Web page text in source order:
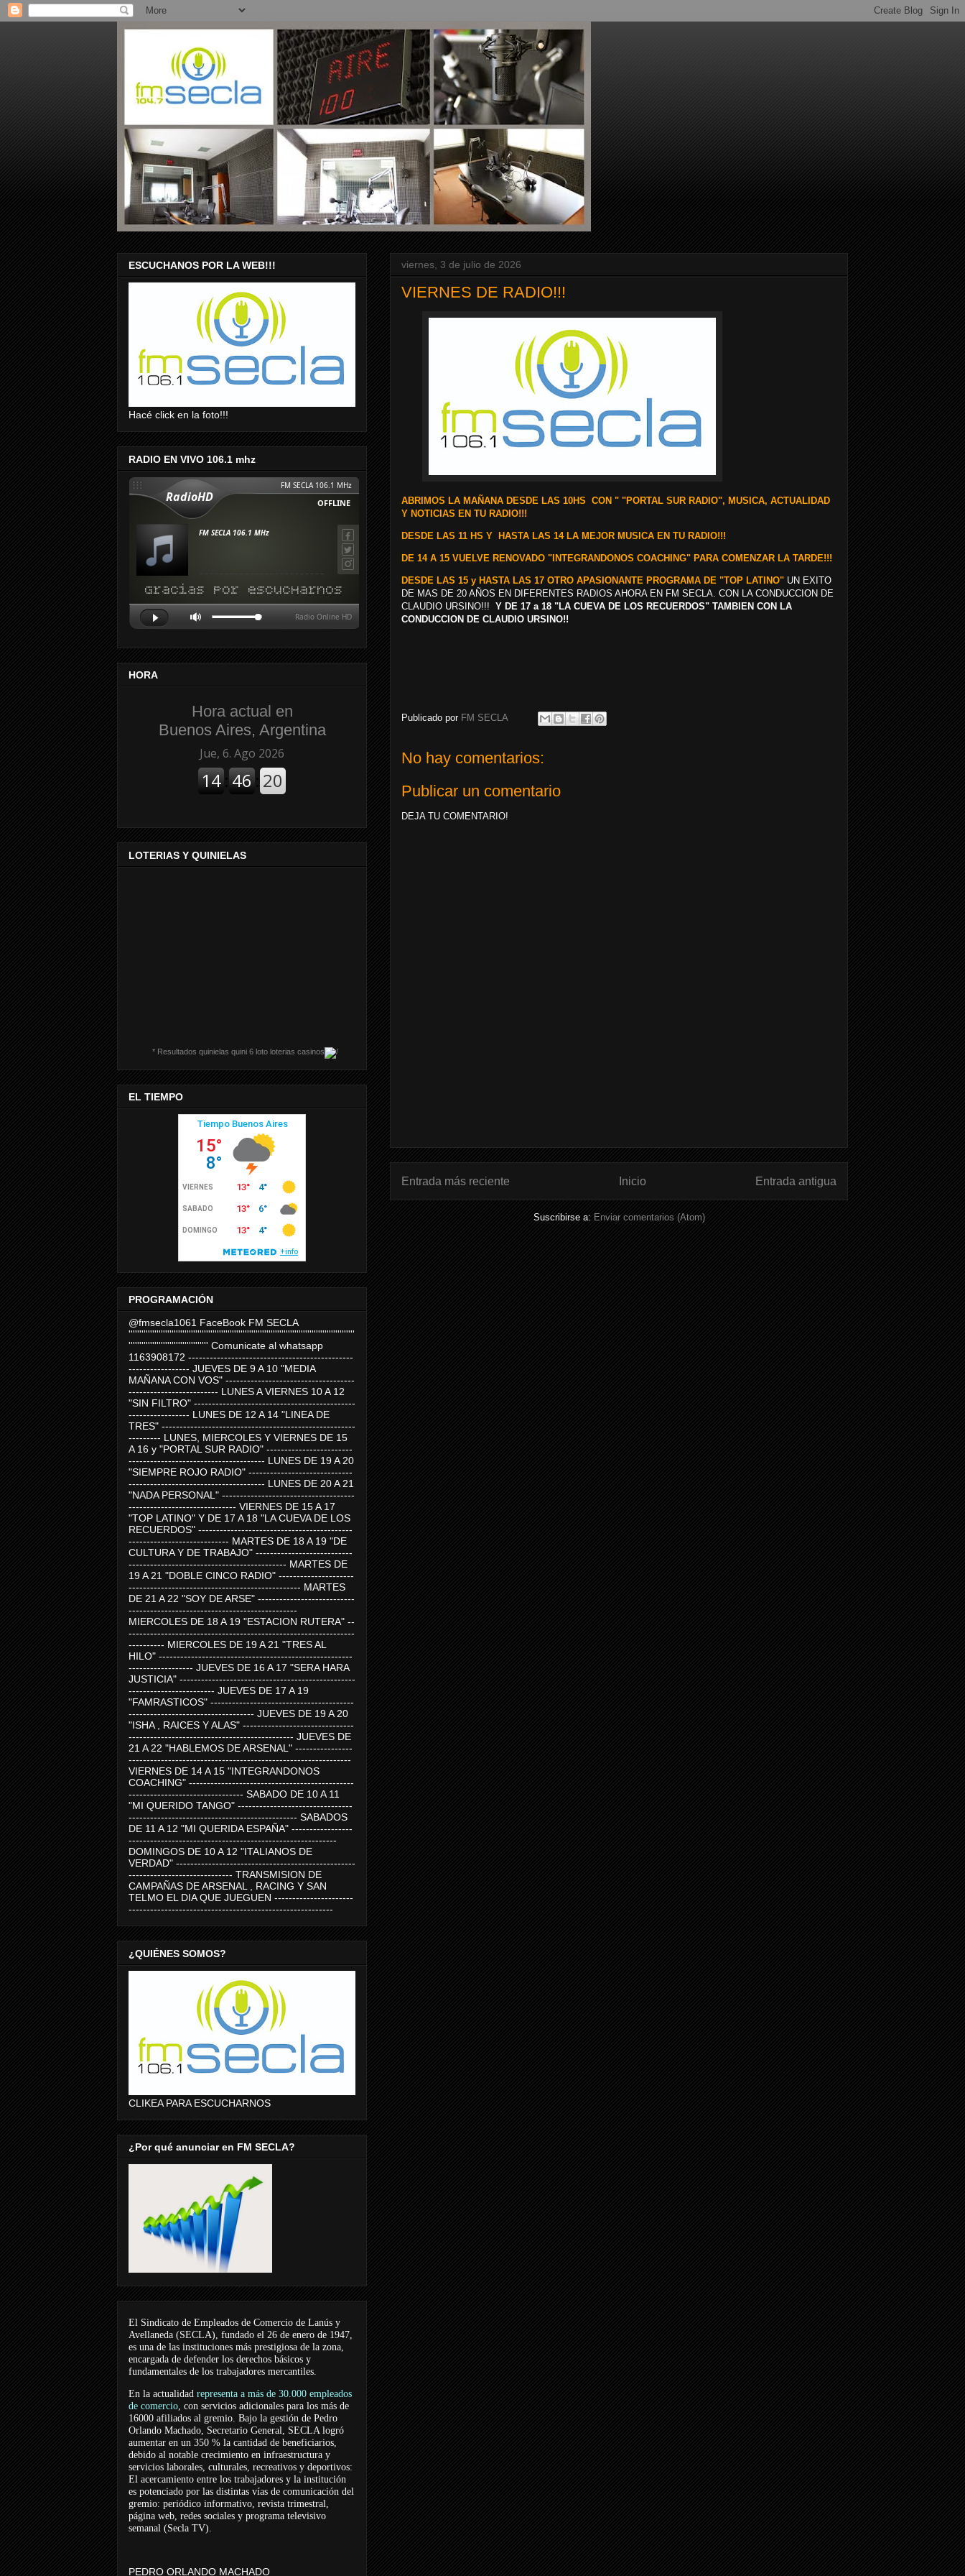
viernes, 3 de julio de 2026
VIERNES DE RADIO!!!
ABRIMOS LA MAÑANA DESDE LAS 10HS CON " "PORTAL SUR RADIO", MUSICA, ACTUALIDAD
Y NOTICIAS EN TU RADIO!!!
DESDE LAS 11 HS Y HASTA LAS 14 LA MEJOR MUSICA EN TU RADIO!!!
DE 14 A 15 VUELVE RENOVADO "INTEGRANDONOS COACHING" PARA COMENZAR LA TARDE!!!
DESDE LAS 15 y HASTA LAS 17 OTRO APASIONANTE PROGRAMA DE "TOP LATINO" UN EXITO
DE MAS DE 20 AÑOS EN DIFERENTES RADIOS AHORA EN FM SECLA. CON LA CONDUCCION DE
CLAUDIO URSINO!!! Y DE 17 a 18 "LA CUEVA DE LOS RECUERDOS" TAMBIEN CON LA
CONDUCCION DE CLAUDIO URSINO!!
Publicado por FM SECLA
No hay comentarios:
Publicar un comentario
DEJA TU COMENTARIO!
Entrada más reciente Entrada antigua
Inicio
Suscribirse a: Enviar comentarios (Atom)
ESCUCHANOS POR LA WEB!!!
Hacé click en la foto!!!
RADIO EN VIVO 106.1 mhz
HORA
Hora actual en
Buenos Aires, Argentina
LOTERIAS Y QUINIELAS
* Resultados quinielas quini 6 loto loterias casinos
EL TIEMPO
PROGRAMACIÓN
@fmsecla1061 FaceBook FM SECLA
'''''''''''''''''''''''''''''''''''''''''''''''''''''''''''''''''''''''''''''''''''''''''''''''''''''''''
''''''''''''''''''''''''''''''''''''' Comunicate al whatsapp
1163908172 ----------------------------------------------
----------------- JUEVES DE 9 A 10 "MEDIA
MAÑANA CON VOS" ------------------------------------
------------------------- LUNES A VIERNES 10 A 12
"SIN FILTRO" ---------------------------------------------
----------------- LUNES DE 12 A 14 "LINEA DE
TRES" ------------------------------------------------------
--------- LUNES, MIERCOLES Y VIERNES DE 15
A 16 y "PORTAL SUR RADIO" ------------------------
-------------------------------------- LUNES DE 19 A 20
"SIEMPRE ROJO RADIO" -----------------------------
-------------------------------------- LUNES DE 20 A 21
"NADA PERSONAL" -------------------------------------
------------------------------ VIERNES DE 15 A 17
"TOP LATINO" Y DE 17 A 18 "LA CUEVA DE LOS
RECUERDOS" -------------------------------------------
---------------------------- MARTES DE 18 A 19 "DE
CULTURA Y DE TRABAJO" ---------------------------
-------------------------------------------- MARTES DE
19 A 21 "DOBLE CINCO RADIO" ---------------------
------------------------------------------------ MARTES
DE 21 A 22 "SOY DE ARSE" ---------------------------
-----------------------------------------------
MIERCOLES DE 18 A 19 "ESTACION RUTERA" --
---------------------------------------------------------------
---------- MIERCOLES DE 19 A 21 "TRES AL
HILO" ------------------------------------------------------
------------------ JUEVES DE 16 A 17 "SERA HARA
JUSTICIA" -------------------------------------------------
------------------------ JUEVES DE 17 A 19
"FAMRASTICOS" ----------------------------------------
----------------------------------- JUEVES DE 19 A 20
"ISHA , RAICES Y ALAS" -------------------------------
---------------------------------------------- JUEVES DE
21 A 22 "HABLEMOS DE ARSENAL" ----------------
--------------------------------------------------------------
VIERNES DE 14 A 15 "INTEGRANDONOS
COACHING" ----------------------------------------------
-------------------------------- SABADO DE 10 A 11
"MI QUERIDO TANGO" --------------------------------
----------------------------------------------- SABADOS
DE 11 A 12 "MI QUERIDA ESPAÑA" -----------------
----------------------------------------------------------
DOMINGOS DE 10 A 12 "ITALIANOS DE
VERDAD" --------------------------------------------------
----------------------------- TRANSMISION DE
CAMPAÑAS DE ARSENAL , RACING Y SAN
TELMO EL DIA QUE JUEGUEN ----------------------
---------------------------------------------------------
¿QUIÉNES SOMOS?
CLIKEA PARA ESCUCHARNOS
¿Por qué anunciar en FM SECLA?
El Sindicato de Empleados de Comercio de Lanús y
Avellaneda (SECLA), fundado el 26 de enero de 1947,
es una de las instituciones más prestigiosa de la zona,
encargada de defender los derechos básicos y
fundamentales de los trabajadores mercantiles.
En la actualidad representa a más de 30.000 empleados
de comercio, con servicios adicionales para los más de
16000 afiliados al gremio. Bajo la gestión de Pedro
Orlando Machado, Secretario General, SECLA logró
aumentar en un 350 % la cantidad de beneficiarios,
debido al notable crecimiento en infraestructura y
servicios laborales, culturales, recreativos y deportivos:
El acercamiento entre los trabajadores y la institución
es potenciado por las distintas vías de comunicación del
gremio: periódico informativo, revista trimestral,
página web, redes sociales y programa televisivo
semanal (Secla TV).
PEDRO ORLANDO MACHADO